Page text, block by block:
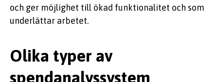
och ger möjlighet till ökad funktionalitet och som
underlättar arbetet.
Olika typer av
spendanalyssystem